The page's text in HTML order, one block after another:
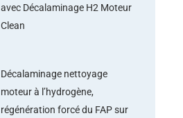
avec Décalaminage H2 Moteur
Clean
Décalaminage nettoyage
moteur à l’hydrogène,
régénération forcé du FAP sur